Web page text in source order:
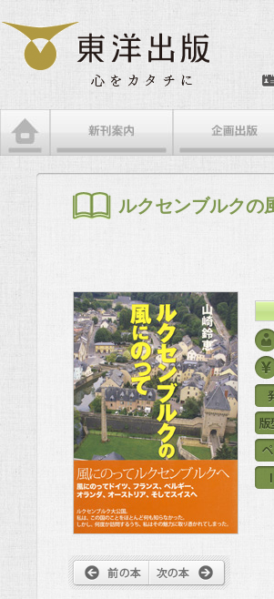
メインメニュー
メインコンテンツへ移動
サブコンテンツへ移動
ルクセンブルクの